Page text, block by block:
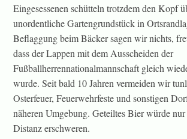
Eingesessenen schütteln trotzdem den Kopf
unordentliche Gartengrundstück in
Beflaggung beim Bäcker sagen wir nichts,
dass der Lappen mit dem Ausscheiden der
Fußballherrennationalmannschaft gleich
wurde. Seit bald 10 Jahren vermeiden wir
Osterfeuer, Feuerwehrfeste und sonstigen
näheren Umgebung. Geteiltes Bier würde
Distanz erschweren.